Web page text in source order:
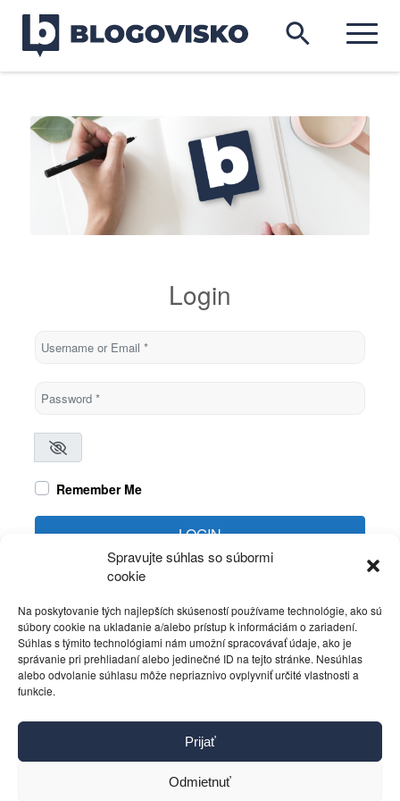
Spravujte súhlas so súbormi
cookie
Na poskytovanie tých najlepších skúseností používame technológie, ako sú
súbory cookie na ukladanie a/alebo prístup k informáciám o zariadení.
Súhlas s týmito technológiami nám umožní spracovávať údaje, ako je
správanie pri prehliadaní alebo jedinečné ID na tejto stránke. Nesúhlas
alebo odvolanie súhlasu môže nepriaznivo ovplyvniť určité vlastnosti a
funkcie.
Prijať
Odmietnuť
Login
Username or Email
Password*
Remember Me
LOGIN
Kontakt
Pravidlá používania